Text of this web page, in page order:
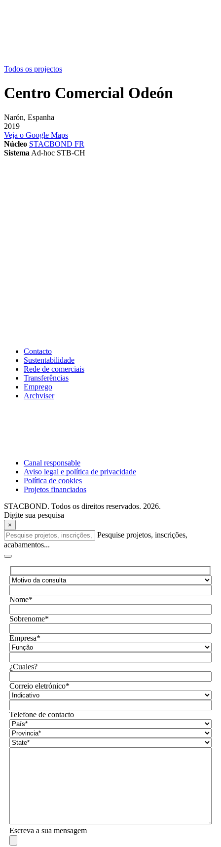
Todos os projectos
Centro Comercial Odeón
Narón, Espanha
2019
Veja o Google Maps
Núcleo STACBOND FR
Sistema Ad-hoc STB-CH
Contacto
Sustentabilidade
Rede de comerciais
Transferências
Emprego
Archviser
Canal responsable
Aviso legal e política de privacidade
Política de cookies
Projetos financiados
STACBOND. Todos os direitos reservados. 2026.
Digite sua pesquisa
×
Pesquise projetos, inscrições,
acabamentos...
Nome*
Sobrenome*
Empresa*
¿Cuales?
Correio eletrónico*
Telefone de contacto
Escreva a sua mensagem